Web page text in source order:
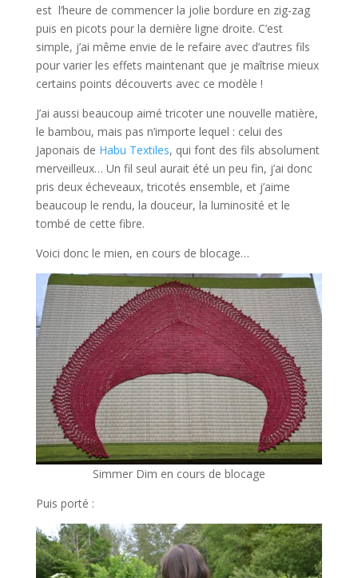
est l’heure de commencer la jolie bordure en zig-zag
puis en picots pour la dernière ligne droite. C’est
simple, j’ai même envie de le refaire avec d’autres fils
pour varier les effets maintenant que je maîtrise mieux
certains points découverts avec ce modèle !
J’ai aussi beaucoup aimé tricoter une nouvelle matière,
le bambou, mais pas n’importe lequel : celui des
Japonais de Habu Textiles, qui font des fils absolument
merveilleux… Un fil seul aurait été un peu fin, j’ai donc
pris deux écheveaux, tricotés ensemble, et j’aime
beaucoup le rendu, la douceur, la luminosité et le
tombé de cette fibre.
Voici donc le mien, en cours de blocage…
Simmer Dim en cours de blocage
Puis porté :